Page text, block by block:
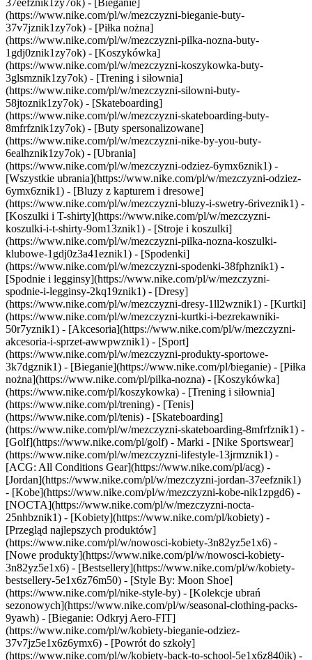
37eefznik1zy7ok) - [Bieganie]
(https://www.nike.com/pl/w/mezczyzni-bieganie-buty-
37v7jznik1zy7ok) - [Piłka nożna]
(https://www.nike.com/pl/w/mezczyzni-pilka-nozna-buty-
1gdj0znik1zy7ok) - [Koszykówka]
(https://www.nike.com/pl/w/mezczyzni-koszykowka-buty-
3glsmznik1zy7ok) - [Trening i siłownia]
(https://www.nike.com/pl/w/mezczyzni-silowni-buty-
58jtoznik1zy7ok) - [Skateboarding]
(https://www.nike.com/pl/w/mezczyzni-skateboarding-buty-
8mfrfznik1zy7ok) - [Buty spersonalizowane]
(https://www.nike.com/pl/w/mezczyzni-nike-by-you-buty-
6ealhznik1zy7ok) - [Ubrania]
(https://www.nike.com/pl/w/mezczyzni-odziez-6ymx6znik1) -
[Wszystkie ubrania](https://www.nike.com/pl/w/mezczyzni-odziez-
6ymx6znik1) - [Bluzy z kapturem i dresowe]
(https://www.nike.com/pl/w/mezczyzni-bluzy-i-swetry-6riveznik1) -
[Koszulki i T-shirty](https://www.nike.com/pl/w/mezczyzni-
koszulki-i-t-shirty-9om13znik1) - [Stroje i koszulki]
(https://www.nike.com/pl/w/mezczyzni-pilka-nozna-koszulki-
klubowe-1gdj0z3a41eznik1) - [Spodenki]
(https://www.nike.com/pl/w/mezczyzni-spodenki-38fphznik1) -
[Spodnie i legginsy](https://www.nike.com/pl/w/mezczyzni-
spodnie-i-legginsy-2kq19znik1) - [Dresy]
(https://www.nike.com/pl/w/mezczyzni-dresy-1ll2wznik1) - [Kurtki]
(https://www.nike.com/pl/w/mezczyzni-kurtki-i-bezrekawniki-
50r7yznik1) - [Akcesoria](https://www.nike.com/pl/w/mezczyzni-
akcesoria-i-sprzet-awwpwznik1) - [Sport]
(https://www.nike.com/pl/w/mezczyzni-produkty-sportowe-
3k7dgznik1) - [Bieganie](https://www.nike.com/pl/bieganie) - [Piłka
nożna](https://www.nike.com/pl/pilka-nozna) - [Koszykówka]
(https://www.nike.com/pl/koszykowka) - [Trening i siłownia]
(https://www.nike.com/pl/trening) - [Tenis]
(https://www.nike.com/pl/tenis) - [Skateboarding]
(https://www.nike.com/pl/w/mezczyzni-skateboarding-8mfrfznik1) -
[Golf](https://www.nike.com/pl/golf) - Marki - [Nike Sportswear]
(https://www.nike.com/pl/w/mezczyzni-lifestyle-13jrmznik1) -
[ACG: All Conditions Gear](https://www.nike.com/pl/acg) -
[Jordan](https://www.nike.com/pl/w/mezczyzni-jordan-37eefznik1)
- [Kobe](https://www.nike.com/pl/w/mezczyzni-kobe-nik1zpgd6) -
[NOCTA](https://www.nike.com/pl/w/mezczyzni-nocta-
25nhbznik1) - [Kobiety](https://www.nike.com/pl/kobiety) -
[Przegląd najlepszych produktów]
(https://www.nike.com/pl/w/nowosci-kobiety-3n82yz5e1x6) -
[Nowe produkty](https://www.nike.com/pl/w/nowosci-kobiety-
3n82yz5e1x6) - [Bestsellery](https://www.nike.com/pl/w/kobiety-
bestsellery-5e1x6z76m50) - [Style By: Moon Shoe]
(https://www.nike.com/pl/nike-style-by) - [Kolekcje ubrań
sezonowych](https://www.nike.com/pl/w/seasonal-clothing-packs-
9yawh) - [Bieganie: Odkryj Aero-FIT]
(https://www.nike.com/pl/w/kobiety-bieganie-odziez-
37v7jz5e1x6z6ymx6) - [Powrót do szkoły]
(https://www.nike.com/pl/w/kobiety-back-to-school-5e1x6z840ik) -